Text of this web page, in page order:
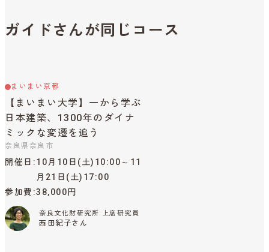
ガイドさんが同じコース
まいまい京都
【まいまい大学】一から学ぶ
日本建築、1300年のダイナ
ミックな変遷を追う
奈良県奈良市
開催日
10月10日(土)10:00～11
月21日(土)17:00
参加費 38,000円
奈良文化財研究所 上席研究員
西田紀子さん